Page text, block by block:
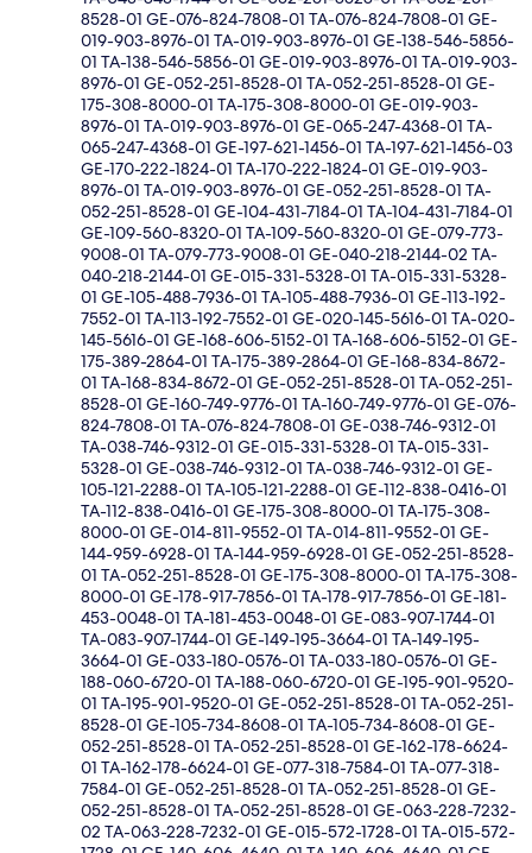
8528-01 GE-076-824-7808-01 TA-076-824-7808-01 GE-
019-903-8976-01 TA-019-903-8976-01 GE-138-546-5856-
01 TA-138-546-5856-01 GE-019-903-8976-01 TA-019-903-
8976-01 GE-052-251-8528-01 TA-052-251-8528-01 GE-
175-308-8000-01 TA-175-308-8000-01 GE-019-903-
8976-01 TA-019-903-8976-01 GE-065-247-4368-01 TA-
065-247-4368-01 GE-197-621-1456-01 TA-197-621-1456-03
GE-170-222-1824-01 TA-170-222-1824-01 GE-019-903-
8976-01 TA-019-903-8976-01 GE-052-251-8528-01 TA-
052-251-8528-01 GE-104-431-7184-01 TA-104-431-7184-01
GE-109-560-8320-01 TA-109-560-8320-01 GE-079-773-
9008-01 TA-079-773-9008-01 GE-040-218-2144-02 TA-
040-218-2144-01 GE-015-331-5328-01 TA-015-331-5328-
01 GE-105-488-7936-01 TA-105-488-7936-01 GE-113-192-
7552-01 TA-113-192-7552-01 GE-020-145-5616-01 TA-020-
145-5616-01 GE-168-606-5152-01 TA-168-606-5152-01 GE-
175-389-2864-01 TA-175-389-2864-01 GE-168-834-8672-
01 TA-168-834-8672-01 GE-052-251-8528-01 TA-052-251-
8528-01 GE-160-749-9776-01 TA-160-749-9776-01 GE-076-
824-7808-01 TA-076-824-7808-01 GE-038-746-9312-01
TA-038-746-9312-01 GE-015-331-5328-01 TA-015-331-
5328-01 GE-038-746-9312-01 TA-038-746-9312-01 GE-
105-121-2288-01 TA-105-121-2288-01 GE-112-838-0416-01
TA-112-838-0416-01 GE-175-308-8000-01 TA-175-308-
8000-01 GE-014-811-9552-01 TA-014-811-9552-01 GE-
144-959-6928-01 TA-144-959-6928-01 GE-052-251-8528-
01 TA-052-251-8528-01 GE-175-308-8000-01 TA-175-308-
8000-01 GE-178-917-7856-01 TA-178-917-7856-01 GE-181-
453-0048-01 TA-181-453-0048-01 GE-083-907-1744-01
TA-083-907-1744-01 GE-149-195-3664-01 TA-149-195-
3664-01 GE-033-180-0576-01 TA-033-180-0576-01 GE-
188-060-6720-01 TA-188-060-6720-01 GE-195-901-9520-
01 TA-195-901-9520-01 GE-052-251-8528-01 TA-052-251-
8528-01 GE-105-734-8608-01 TA-105-734-8608-01 GE-
052-251-8528-01 TA-052-251-8528-01 GE-162-178-6624-
01 TA-162-178-6624-01 GE-077-318-7584-01 TA-077-318-
7584-01 GE-052-251-8528-01 TA-052-251-8528-01 GE-
052-251-8528-01 TA-052-251-8528-01 GE-063-228-7232-
02 TA-063-228-7232-01 GE-015-572-1728-01 TA-015-572-